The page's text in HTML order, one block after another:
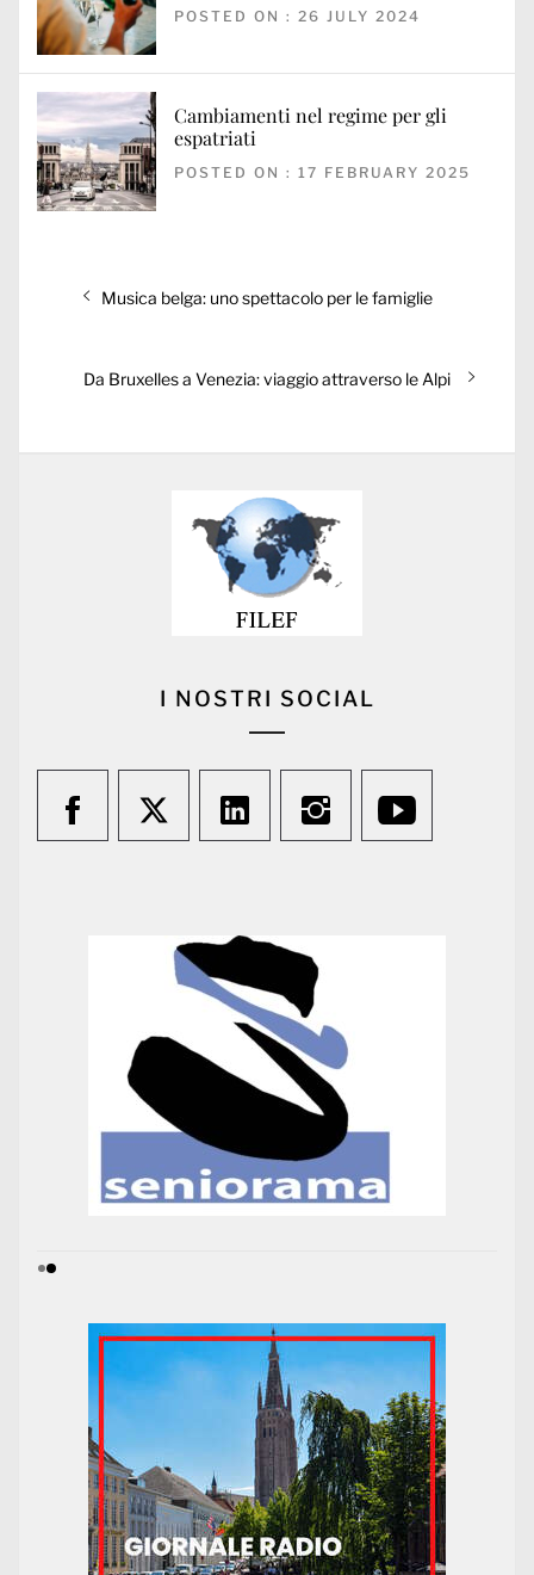
POSTED ON : 26 JULY 2024
Cambiamenti nel regime per gli
espatriati
POSTED ON : 17 FEBRUARY 2025
navigation
Previous
Musica belga: uno spettacolo per le famiglie
Next
Da Bruxelles a Venezia: viaggio attraverso le Alpi
I NOSTRI SOCIAL